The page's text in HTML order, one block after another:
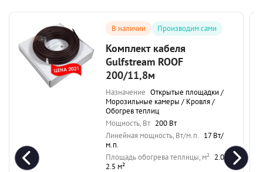
В наличии Производим сами
Комплект кабеля
Gulfstream ROOF
200/11,8м
Назначение Открытые площадки /
Морозильные камеры / Кровля /
Обогрев теплиц
Мощность, Вт 200 Вт
Линейная мощность, Вт/м.п. 17 Вт/
м.п.
Площадь обогрева теплицы, м² 2.0-
2.5 м²